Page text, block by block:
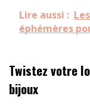
Lire aussi :
éphémères
Twistez votre
bijoux